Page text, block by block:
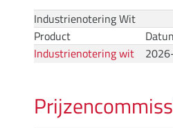
Industrienotering Wit
Product
Industrienotering wit